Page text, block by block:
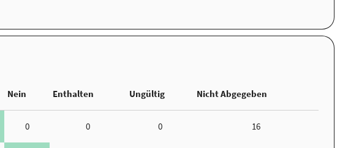
Nein Enthalten Ungültig Nicht Abgegeben
0 0 0 16